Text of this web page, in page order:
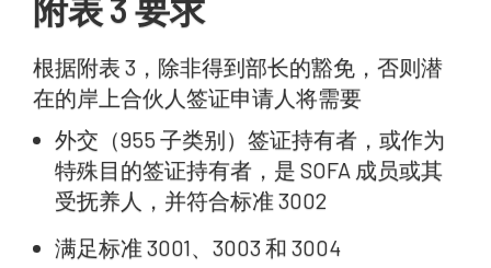
附表 3 要求
根据附表 3，除非得到部长的豁免，否则潜
在的岸上合伙人签证申请人将需要
外交（955 子类别）签证持有者，或作为
特殊目的签证持有者，是 SOFA 成员或其
受抚养人，并符合标准 3002
满足标准 3001、3003 和 3004